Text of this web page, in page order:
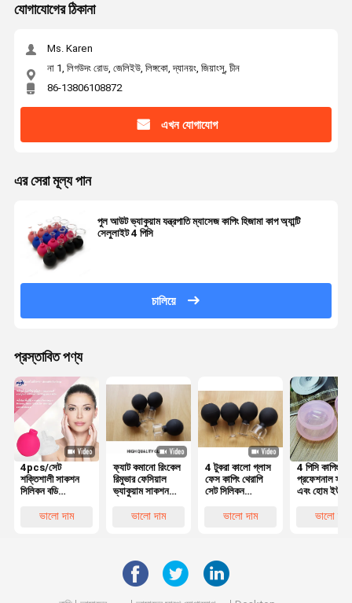
যোগাযোগের ঠিকানা
Ms. Karen
না 1, লিগউদং রোড, জেলিইউ, লিঙ্গকো, দ্যানয়ং, জিয়াংসু, চীন
86-13806108872
এখন যোগাযোগ
এর সেরা মূল্য পান
পুল আউট ভ্যাকুয়াম যন্ত্রপাতি ম্যাসেজ কাপিং হিজামা কাপ অ্যান্টি
সেলুলাইট 4 পিসি
চালিয়ে
প্রস্তাবিত পণ্য
4pcs/সেট
শক্তিশালী সাকশন
সিলিকন বডি
কাপিং কাপ এন্টি
ভালো দাম
ফ্যাট কমানো রিংকেল
রিমুভার ফেসিয়াল
ভ্যাকুয়াম সাকশন
সেলুলাইটভালো দাম
4 টুকরা কালো গ্লাস
ফেস কাপিং থেরাপি
সেট সিলিকন
ম্যাসেজ কাপ এন্টি
ভালো দাম
4 পিসি কাপিং
প্রফেশনাল
এবং হোম ইউজ
ম্যাসাজের জন্য
ভালো দাম